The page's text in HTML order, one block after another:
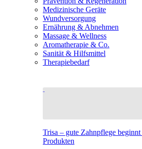
Medizinische Geräte
Wundversorgung
Ernährung & Abnehmen
Massage & Wellness
Aromatherapie & Co.
Sanität & Hilfsmittel
Therapiebedarf
Trisa – gute Zahnpflege
Produkten